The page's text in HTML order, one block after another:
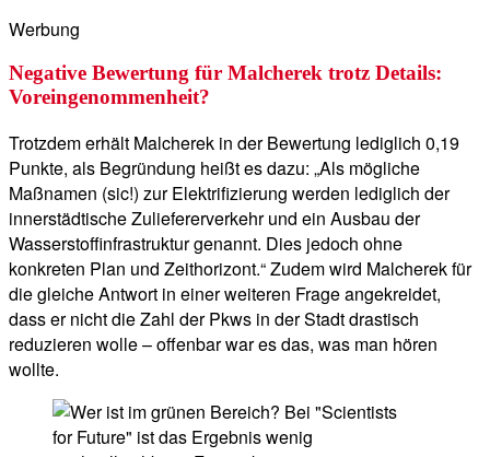
Werbung
Negative Bewertung für Malcherek trotz Details:
Voreingenommenheit?
Trotzdem erhält Malcherek in der Bewertung lediglich 0,19
Punkte, als Begründung heißt es dazu: „Als mögliche
Maßnamen (sic!) zur Elektrifizierung werden lediglich der
innerstädtische Zuliefererverkehr und ein Ausbau der
Wasserstoffinfrastruktur genannt. Dies jedoch ohne
konkreten Plan und Zeithorizont.“ Zudem wird Malcherek für
die gleiche Antwort in einer weiteren Frage angekreidet,
dass er nicht die Zahl der Pkws in der Stadt drastisch
reduzieren wolle – offenbar war es das, was man hören
wollte.